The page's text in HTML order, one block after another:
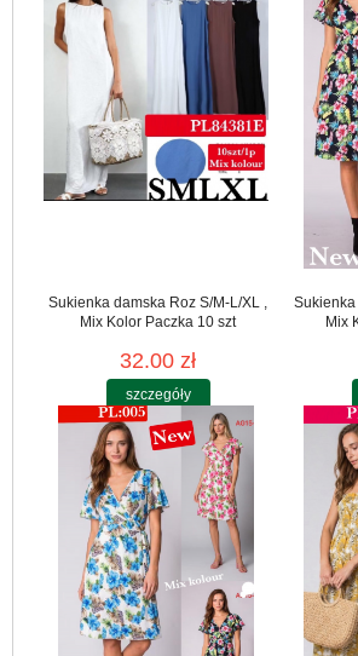
Sukienka damska Roz S/M-L/XL ,
Mix Kolor Paczka 10 szt
32.00 zł
szczegóły
Sukienka
Mix